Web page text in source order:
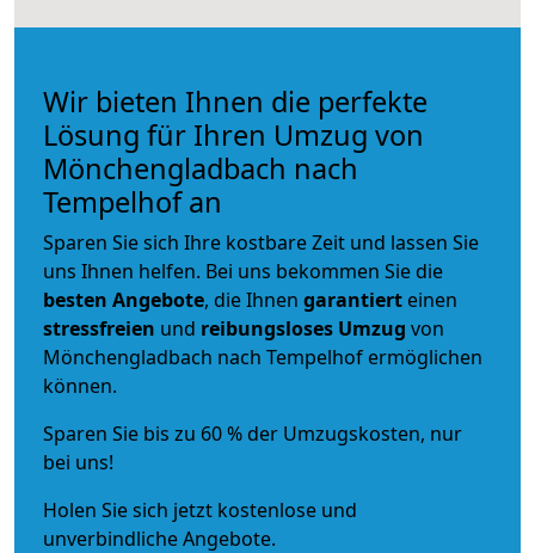
Wir bieten Ihnen die perfekte
Lösung für Ihren Umzug von
Mönchengladbach nach
Tempelhof an
Sparen Sie sich Ihre kostbare Zeit und lassen Sie
uns Ihnen helfen. Bei uns bekommen Sie die
besten Angebote, die Ihnen garantiert einen
stressfreien und reibungsloses Umzug von
Mönchengladbach nach Tempelhof ermöglichen
können.
Sparen Sie bis zu 60 % der Umzugskosten, nur
bei uns!
Holen Sie sich jetzt kostenlose und
unverbindliche Angebote.